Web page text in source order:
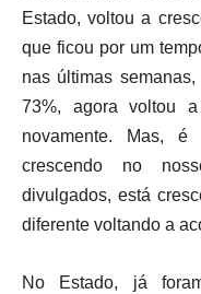
Estado, voltou a
que ficou por um
nas últimas
73%, agora voltou
novamente. Mas,
crescendo no
divulgados, está
diferente voltando a
No Estado, já